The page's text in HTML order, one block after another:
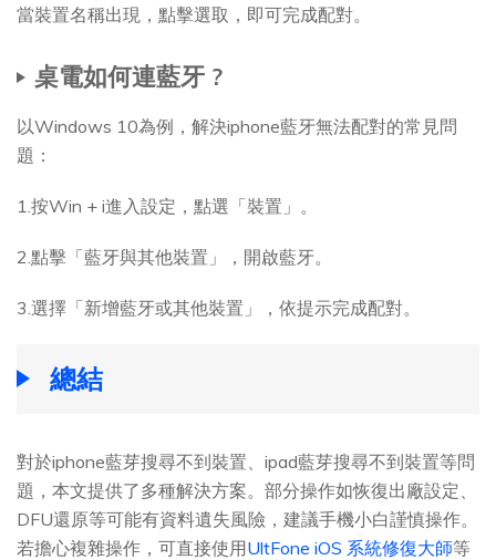
當裝置名稱出現，點擊選取，即可完成配對。
桌電如何連藍牙 ?
以Windows 10為例，解決iphone藍牙無法配對的常見問
題：
1.按Win + i進入設定，點選「裝置」。
2.點擊「藍牙與其他裝置」，開啟藍牙。
3.選擇「新增藍牙或其他裝置」，依提示完成配對。
總結
對於iphone藍芽搜尋不到裝置、ipad藍芽搜尋不到裝置等問
題，本文提供了多種解決方案。部分操作如恢復出廠設定、
DFU還原等可能有資料遺失風險，建議手機小白謹慎操作。
若擔心複雜操作，可直接使用UltFone iOS 系統修復大師等